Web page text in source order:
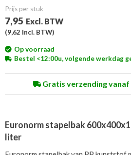
Prijs per stuk
7,95 Excl. BTW
(9,62 Incl. BTW)
Op voorraad
Bestel <12:00u, volgende werkdag
Gratis verzending vanaf
Euronorm stapelbak
liter